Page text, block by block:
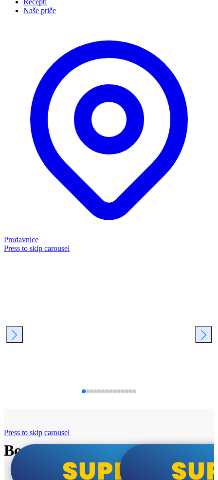
Recepti
Naše priče
Prodavnice
Press to skip carousel
Bosch super cene
Press to skip carousel